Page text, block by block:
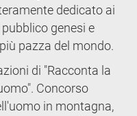
dedicato ai
genesi e
pazza del mondo.
di "Racconta la
Concorso
in montagna,